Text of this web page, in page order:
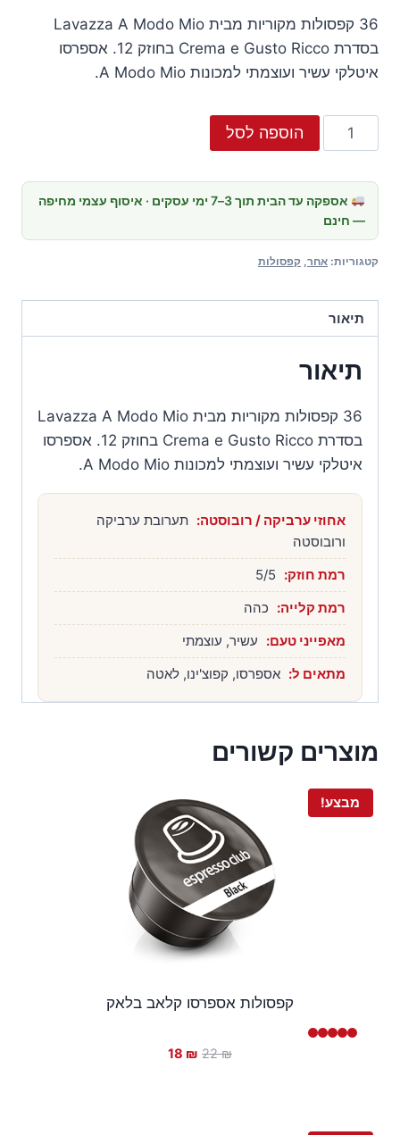
היה:
58 ₪.
53 ₪.
36 קפסולות מקוריות מבית Lavazza A Modo Mio
בסדרת Crema e Gusto Ricco בחוזק 12. אספרסו
איטלקי עשיר ועוצמתי למכונות A Modo Mio.
כמות
של
Lavazza
Modo
Mio
Gusto
Ricco
יח',
חוזק
הוספה לסל
אספקה עד הבית תוך 3–7 ימי עסקים · איסוף עצמי מחיפה
— חינם
קטגוריות: אחר קפסולות
תיאור
תיאור
36 קפסולות מקוריות מבית Lavazza A Modo Mio
בסדרת Crema e Gusto Ricco בחוזק 12. אספרסו
איטלקי עשיר ועוצמתי למכונות A Modo Mio.
אחוזי ערביקה / רובוסטה: תערובת ערביקה
ורובוסטה
רמת חוזק:
רמת קלייה: כהה
מאפייני טעם: עשיר, עוצמתי
מתאים ל: אספרסו, קפוצ'ינו, לאטה
מוצרים קשורים
מבצע!
קפסולות אספרסו קלאב בלאק
22₪
המחיר
18 ₪
המחיר